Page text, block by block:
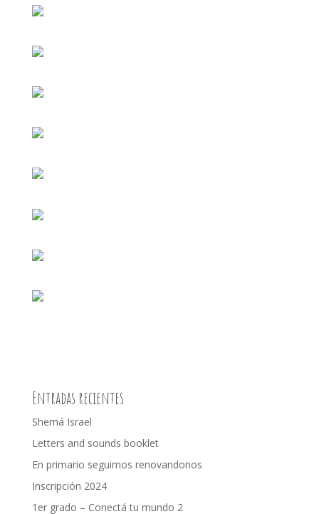
Entradas recientes
Shemá Israel
Letters and sounds booklet
En primario seguimos renovandonos
Inscripción 2024
1er grado – Conectá tu mundo 2